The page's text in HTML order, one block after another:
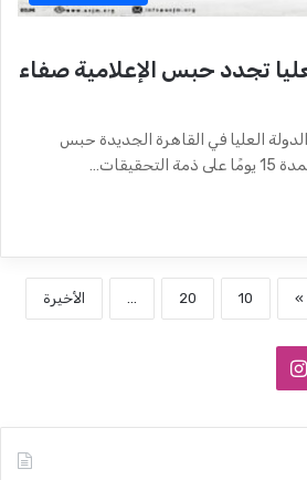
تجدد حبس الإعلامية صفاء
العليا في القاهرة الجديدة حبس
»
10
20 الأخيرة